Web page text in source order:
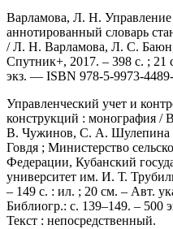
Варламова, Л. Н. Управление
аннотированный словарь
/ Л. Н. Варламова, Л. С.
Спутник+, 2017. – 398 с. ; 21
экз. — ISBN 978-5-9973-
Управленческий учет и
конструкций : монография /
В. Чужинов, С. А. Шулепина
Говдя ; Министерство
Федерации, Кубанский
университет им. И. Т.
– 149 с. : ил. ; 20 см. – Авт.
Библиогр.: с. 139–149. – 500
Текст : непосредственный.